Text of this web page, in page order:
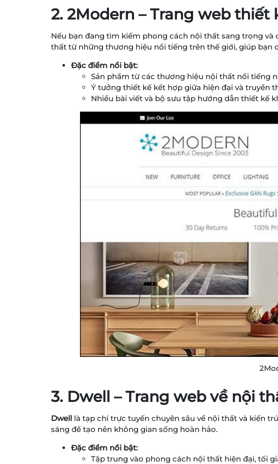
2. 2Modern – Trang web
Nếu bạn đang tìm kiếm phong cách nội thất sang trọng và
thất từ những thương hiệu nổi tiếng trên thế giới, giúp bạn
Đặc điểm nổi bật:
Sản phẩm từ các thương hiệu nội thất nổi tiếng
Ý tưởng thiết kế kết hợp giữa hiện đại và truyền
Nhiều bài viết và bộ sưu tập hướng dẫn thiết kế
3. Dwell – Trang web về nội
Dwell là tạp chí trực tuyến chuyên sâu về nội thất và kiến
sáng để tạo nên không gian sống hoàn hảo.
Đặc điểm nổi bật:
Tập trung vào phong cách nội thất hiện đại, tối